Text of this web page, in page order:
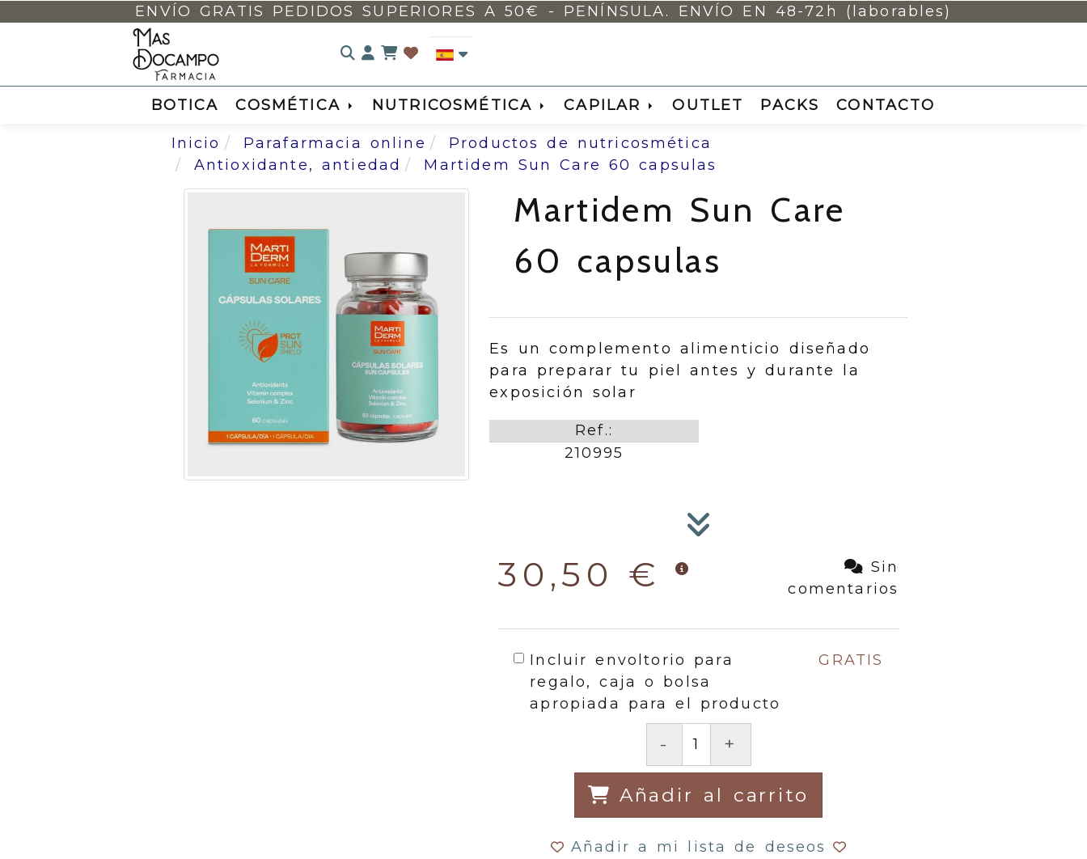
ENVÍO GRATIS PEDIDOS SUPERIORES A 50€ - PENÍNSULA. ENVÍO EN 48-72h (laborables)
Identifícate
BOTICA COSMÉTICA NUTRICOSMÉTICA CAPILAR OUTLET PACKS CONTACTO
Inicio Parafarmacia online
Productos de nutricosmética
Antioxidante, antiedad
Martidem Sun Care 60 capsulas
Martidem Sun Care
60 capsulas
Es un complemento alimenticio diseñado
para preparar tu piel antes y durante la
exposición solar
Ref.:
210995
30,50 €
Sin
comentarios
Incluir envoltorio para
regalo, caja o bolsa
apropiada para el producto
GRATIS
- +
Añadir al carrito
Añadir a mi lista de deseos